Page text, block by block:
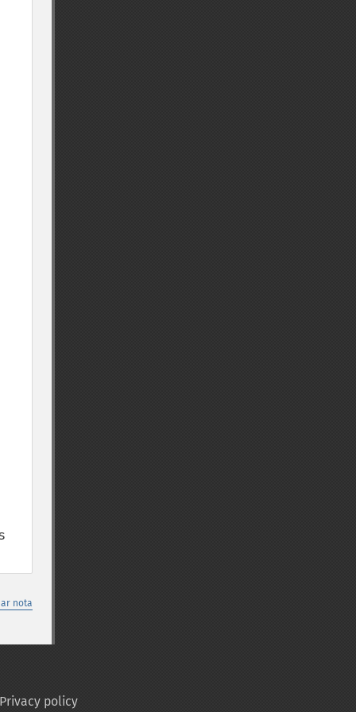
nota
Privacy policy